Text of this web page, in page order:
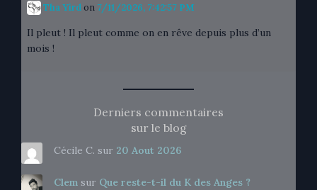
Tha Yird on 7/11/2026, 7:42:57 PM
Il pleut ! Il pleut comme on en rêve depuis plus d’un
mois !
Derniers commentaires
sur le blog
Cécile C. sur 20 Aout 2026
Clemsur Que reste-t-il du K des Anges ?